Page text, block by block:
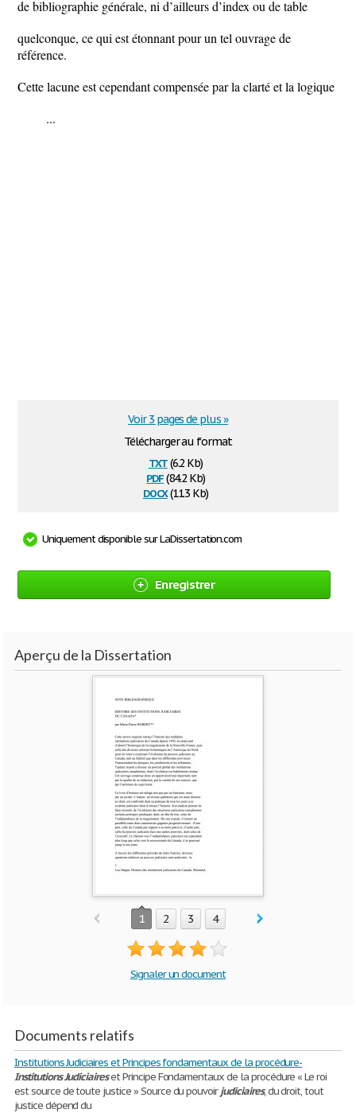
de bibliographie générale, ni d’ailleurs d’index ou de table
quelconque, ce qui est étonnant pour un tel ouvrage de
référence.
Cette lacune est cependant compensée par la clarté et la logique
...
Télécharger au format
txt(6.2 Kb)
pdf(84.2 Kb)
docx(11.3 Kb)
Voir 3 pages de plus »
Uniquement disponible sur LaDissertation.com
Enregistrer
Aperçu de la Dissertation
1 2 3 4
Signaler un document
Documents relatifs
Institutions Judiciaires et Principes fondamentaux de la procédure-
Institutions Judiciaireset Principe Fondamentaux de la procédure « Le roi
est source de toute justice » Source du pouvoirjudiciaires, du droit, tout
justice dépend du